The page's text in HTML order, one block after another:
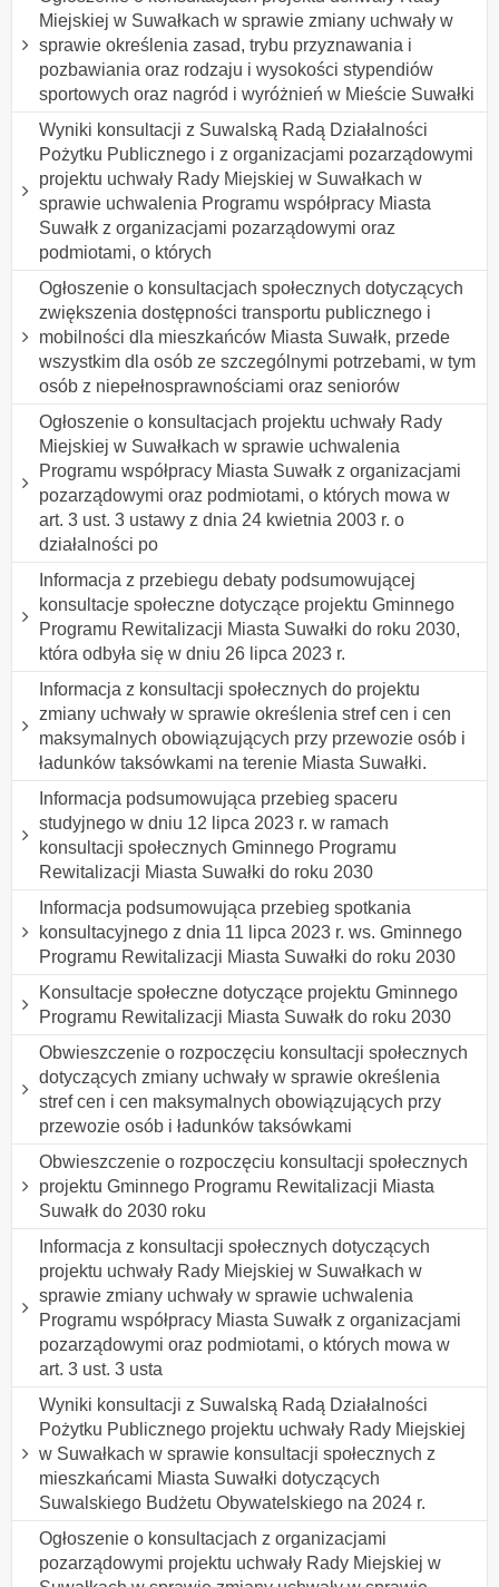
Miejskiej w Suwałkach w sprawie zmiany uchwały w
sprawie określenia zasad, trybu przyznawania i
pozbawiania oraz rodzaju i wysokości stypendiów
sportowych oraz nagród i wyróżnień w Mieście Suwałki
Wyniki konsultacji z Suwalską Radą Działalności
Pożytku Publicznego i z organizacjami pozarządowymi
projektu uchwały Rady Miejskiej w Suwałkach w
sprawie uchwalenia Programu współpracy Miasta
Suwałk z organizacjami pozarządowymi oraz
podmiotami, o których
Ogłoszenie o konsultacjach społecznych dotyczących
zwiększenia dostępności transportu publicznego i
mobilności dla mieszkańców Miasta Suwałk, przede
wszystkim dla osób ze szczególnymi potrzebami, w tym
osób z niepełnosprawnościami oraz seniorów
Ogłoszenie o konsultacjach projektu uchwały Rady
Miejskiej w Suwałkach w sprawie uchwalenia
Programu współpracy Miasta Suwałk z organizacjami
pozarządowymi oraz podmiotami, o których mowa w
art. 3 ust. 3 ustawy z dnia 24 kwietnia 2003 r. o
działalności po
Informacja z przebiegu debaty podsumowującej
konsultacje społeczne dotyczące projektu Gminnego
Programu Rewitalizacji Miasta Suwałki do roku 2030,
która odbyła się w dniu 26 lipca 2023 r.
Informacja z konsultacji społecznych do projektu
zmiany uchwały w sprawie określenia stref cen i cen
maksymalnych obowiązujących przy przewozie osób i
ładunków taksówkami na terenie Miasta Suwałki.
Informacja podsumowująca przebieg spaceru
studyjnego w dniu 12 lipca 2023 r. w ramach
konsultacji społecznych Gminnego Programu
Rewitalizacji Miasta Suwałki do roku 2030
Informacja podsumowująca przebieg spotkania
konsultacyjnego z dnia 11 lipca 2023 r. ws. Gminnego
Programu Rewitalizacji Miasta Suwałki do roku 2030
Konsultacje społeczne dotyczące projektu Gminnego
Programu Rewitalizacji Miasta Suwałk do roku 2030
Obwieszczenie o rozpoczęciu konsultacji społecznych
dotyczących zmiany uchwały w sprawie określenia
stref cen i cen maksymalnych obowiązujących przy
przewozie osób i ładunków taksówkami
Obwieszczenie o rozpoczęciu konsultacji społecznych
projektu Gminnego Programu Rewitalizacji Miasta
Suwałk do 2030 roku
Informacja z konsultacji społecznych dotyczących
projektu uchwały Rady Miejskiej w Suwałkach w
sprawie zmiany uchwały w sprawie uchwalenia
Programu współpracy Miasta Suwałk z organizacjami
pozarządowymi oraz podmiotami, o których mowa w
art. 3 ust. 3 usta
Wyniki konsultacji z Suwalską Radą Działalności
Pożytku Publicznego projektu uchwały Rady Miejskiej
w Suwałkach w sprawie konsultacji społecznych z
mieszkańcami Miasta Suwałki dotyczących
Suwalskiego Budżetu Obywatelskiego na 2024 r.
Ogłoszenie o konsultacjach z organizacjami
pozarządowymi projektu uchwały Rady Miejskiej w